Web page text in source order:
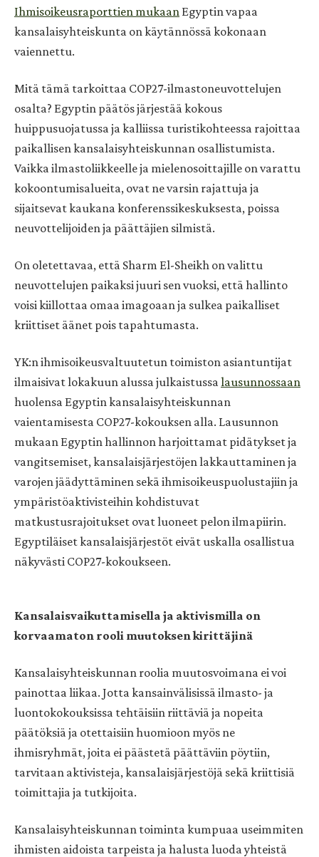
Ihmisoikeusraporttien mukaan Egyptin vapaa
kansalaisyhteiskunta on käytännössä kokonaan
vaiennettu.
Mitä tämä tarkoittaa COP27-ilmastoneuvottelujen
osalta? Egyptin päätös järjestää kokous
huippusuojatussa ja kalliissa turistikohteessa rajoittaa
paikallisen kansalaisyhteiskunnan osallistumista.
Vaikka ilmastoliikkeelle ja mielenosoittajille on varattu
kokoontumisalueita, ovat ne varsin rajattuja ja
sijaitsevat kaukana konferenssikeskuksesta, poissa
neuvottelijoiden ja päättäjien silmistä.
On oletettavaa, että Sharm El-Sheikh on valittu
neuvottelujen paikaksi juuri sen vuoksi, että hallinto
voisi kiillottaa omaa imagoaan ja sulkea paikalliset
kriittiset äänet pois tapahtumasta.
YK:n ihmisoikeusvaltuutetun toimiston asiantuntijat
ilmaisivat lokakuun alussa julkaistussa lausunnossaan
huolensa Egyptin kansalaisyhteiskunnan
vaientamisesta COP27-kokouksen alla. Lausunnon
mukaan Egyptin hallinnon harjoittamat pidätykset ja
vangitsemiset, kansalaisjärjestöjen lakkauttaminen ja
varojen jäädyttäminen sekä ihmisoikeuspuolustajiin ja
ympäristöaktivisteihin kohdistuvat
matkustusrajoitukset ovat luoneet pelon ilmapiirin.
Egyptiläiset kansalaisjärjestöt eivät uskalla osallistua
näkyvästi COP27-kokoukseen.
Kansalaisvaikuttamisella ja aktivismilla on
korvaamaton rooli muutoksen kirittäjinä
Kansalaisyhteiskunnan roolia muutosvoimana ei voi
painottaa liikaa. Jotta kansainvälisissä ilmasto- ja
luontokokouksissa tehtäisiin riittäviä ja nopeita
päätöksiä ja otettaisiin huomioon myös ne
ihmisryhmät, joita ei päästetä päättäviin pöytiin,
tarvitaan aktivisteja, kansalaisjärjestöjä sekä kriittisiä
toimittajia ja tutkijoita.
Kansalaisyhteiskunnan toiminta kumpuaa useimmiten
ihmisten aidoista tarpeista ja halusta luoda yhteistä